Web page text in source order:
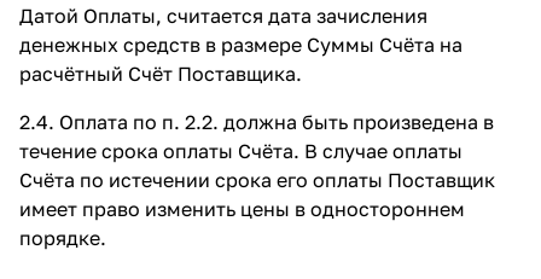
Датой Оплаты, считается дата зачисления
денежных средств в размере Суммы Счёта на
расчётный Счёт Поставщика.
2.4. Оплата по п. 2.2. должна быть произведена в
течение срока оплаты Счёта. В случае оплаты
Счёта по истечении срока его оплаты Поставщик
имеет право изменить цены в одностороннем
порядке.